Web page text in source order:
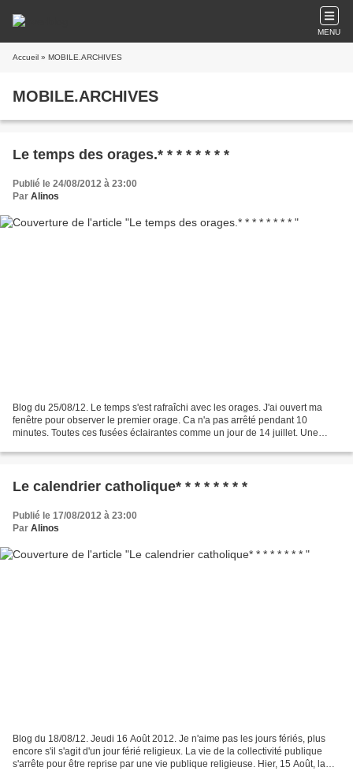
MENU
Accueil » MOBILE.ARCHIVES
MOBILE.ARCHIVES
Le temps des orages.* * * * * * * *
Publié le 24/08/2012 à 23:00
Par Alinos
Blog du 25/08/12. Le temps s'est rafraîchi avec les orages. J'ai ouvert ma
fenêtre pour observer le premier orage. Ca n'a pas arrêté pendant 10
minutes. Toutes ces fusées éclairantes comme un jour de 14 juillet. Une
Le calendrier catholique* * * * * * * *
Publié le 17/08/2012 à 23:00
Par Alinos
Blog du 18/08/12. Jeudi 16 Août 2012. Je n'aime pas les jours fériés, plus
encore s'il s'agit d'un jour férié religieux. La vie de la collectivité publique
s'arrête pour être reprise par une vie publique religieuse. Hier, 15 Août, la